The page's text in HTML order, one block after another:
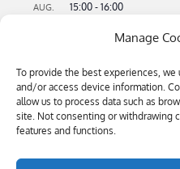
Manage
To provide the best experiences,
and/or access device information.
allow us to process data such as
site. Not consenting or withdrawing
features and functions.
AUG. 15:00 -16:00
23 Flusswandern –
SEP.
4
16:00- 18:30
Bitte kommen –